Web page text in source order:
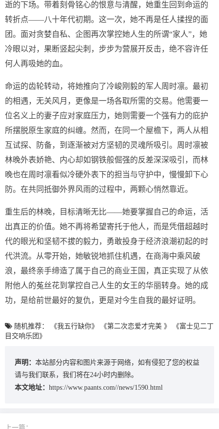
逝的下场。带着刻骨铭心的恨意与清醒，她重生回到命运的
转折点——八十年代初期。这一次，她不再是任人揉捏的面
团。面对贪婪自私、企图再次掌控她人生的所谓“家人”，她
冷眼以对，果断竖起尖刺，步步为营展开反击，绝不容许任
何人再吸她的血。
命运的齿轮转动，将她推向了冷峻刚毅的军人周时凛。最初
的相遇，无关风月，更像是一场各取所需的交易。他需要一
位名义上的妻子应对家庭压力，她则需要一个强有力的庇护
所摆脱原生家庭的纠缠。然而，在同一个屋檐下，两人从相
互试探、防备，到逐渐被对方坚韧的灵魂所吸引。周时凛被
林晚外表娇艳、内心却如钢铁般倔强的反差深深吸引，而林
晚也在周时凛看似冷硬外表下的担当与守护中，慢慢卸下心
防。在共同抵御外界风雨的过程中，两颗心悄然靠近。
重生后的林晚，目标清晰无比——她要掌握自己的命运，活
出真正的价值。她不再将希望寄托于他人，而是凭借超越时
代的眼光和坚韧不拔的毅力，勇敢投身于经济浪潮初起的时
代洪流。从零开始，她敏锐地抓住机遇，在商海中乘风破
浪，最终亲手缔造了属于自己的商业王国，真正实现了从依
附他人的菟丝花到掌控自己人生的女王的华丽转身。她的成
功，是给前世最好的复仇，更是对今生自我的最好证明。
随机推荐： 《我五行缺你》 《第二次恋爱才完美 》
《富士见二丁
目交响乐团》
声明： 本站部分内容和图片来源于网络，如有侵犯了您的权益
请与我们联系，我们将在24小时内删除。
本文地址： https://www.paants.com//news/1590.html